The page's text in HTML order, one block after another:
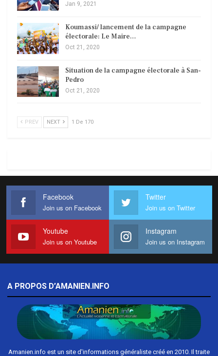
Jan 9, 2021
Koumassi/ lancement de la campagne
électorale: Le Maire…
Oct 21, 2020
Situation de la campagne électorale à San-
Pedro
Oct 21, 2020
PREV NEXT 1 De 170
Facebook
Join us on Facebook
Twitter
Join us on Twitter
Youtube
Join us on Youtube
Instagram
Join us on Instagram
A PROPOS D’AMANIEN.INFO
Amanien.info est un site d'informations généraliste créé en 2010. Il traite